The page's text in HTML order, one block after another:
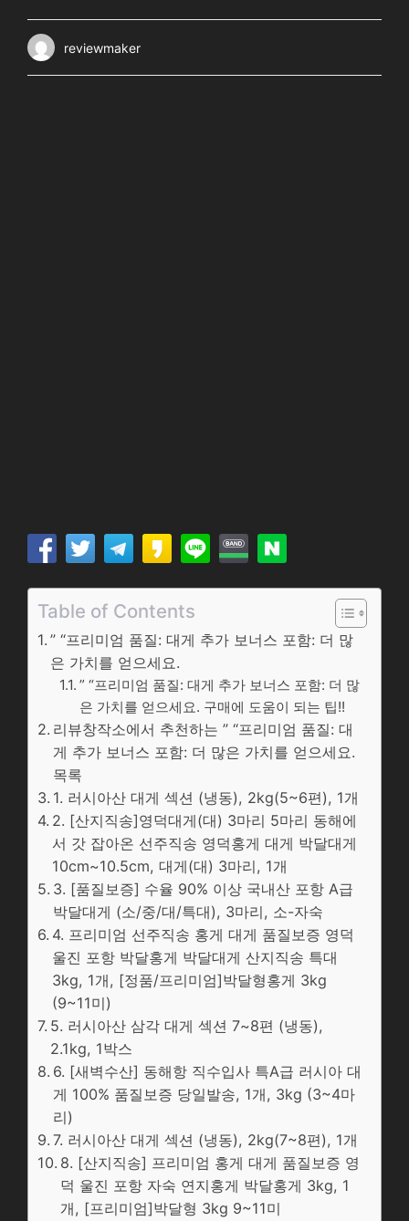
reviewmaker
Table of Contents
” “프리미엄 품질: 대게 추가 보너스 포함: 더 많
은 가치를 얻으세요.
” “프리미엄 품질: 대게 추가 보너스 포함: 더 많
은 가치를 얻으세요. 구매에 도움이 되는 팁!!
리뷰창작소에서 추천하는 ” “프리미엄 품질: 대
게 추가 보너스 포함: 더 많은 가치를 얻으세요.
목록
1. 러시아산 대게 섹션 (냉동), 2kg(5~6편), 1개
2. [산지직송]영덕대게(대) 3마리 5마리 동해에
서 갓 잡아온 선주직송 영덕홍게 대게 박달대게
10cm~10.5cm, 대게(대) 3마리, 1개
3. [품질보증] 수율 90% 이상 국내산 포항 A급
박달대게 (소/중/대/특대), 3마리, 소-자숙
4. 프리미엄 선주직송 홍게 대게 품질보증 영덕
울진 포항 박달홍게 박달대게 산지직송 특대
3kg, 1개, [정품/프리미엄]박달형홍게 3kg
(9~11미)
5. 러시아산 삼각 대게 섹션 7~8편 (냉동),
2.1kg, 1박스
6. [새벽수산] 동해항 직수입사 특A급 러시아 대
게 100% 품질보증 당일발송, 1개, 3kg (3~4마
리)
7. 러시아산 대게 섹션 (냉동), 2kg(7~8편), 1개
8. [산지직송] 프리미엄 홍게 대게 품질보증 영
덕 울진 포항 자숙 연지홍게 박달홍게 3kg, 1
개, [프리미엄]박달형 3kg 9~11미